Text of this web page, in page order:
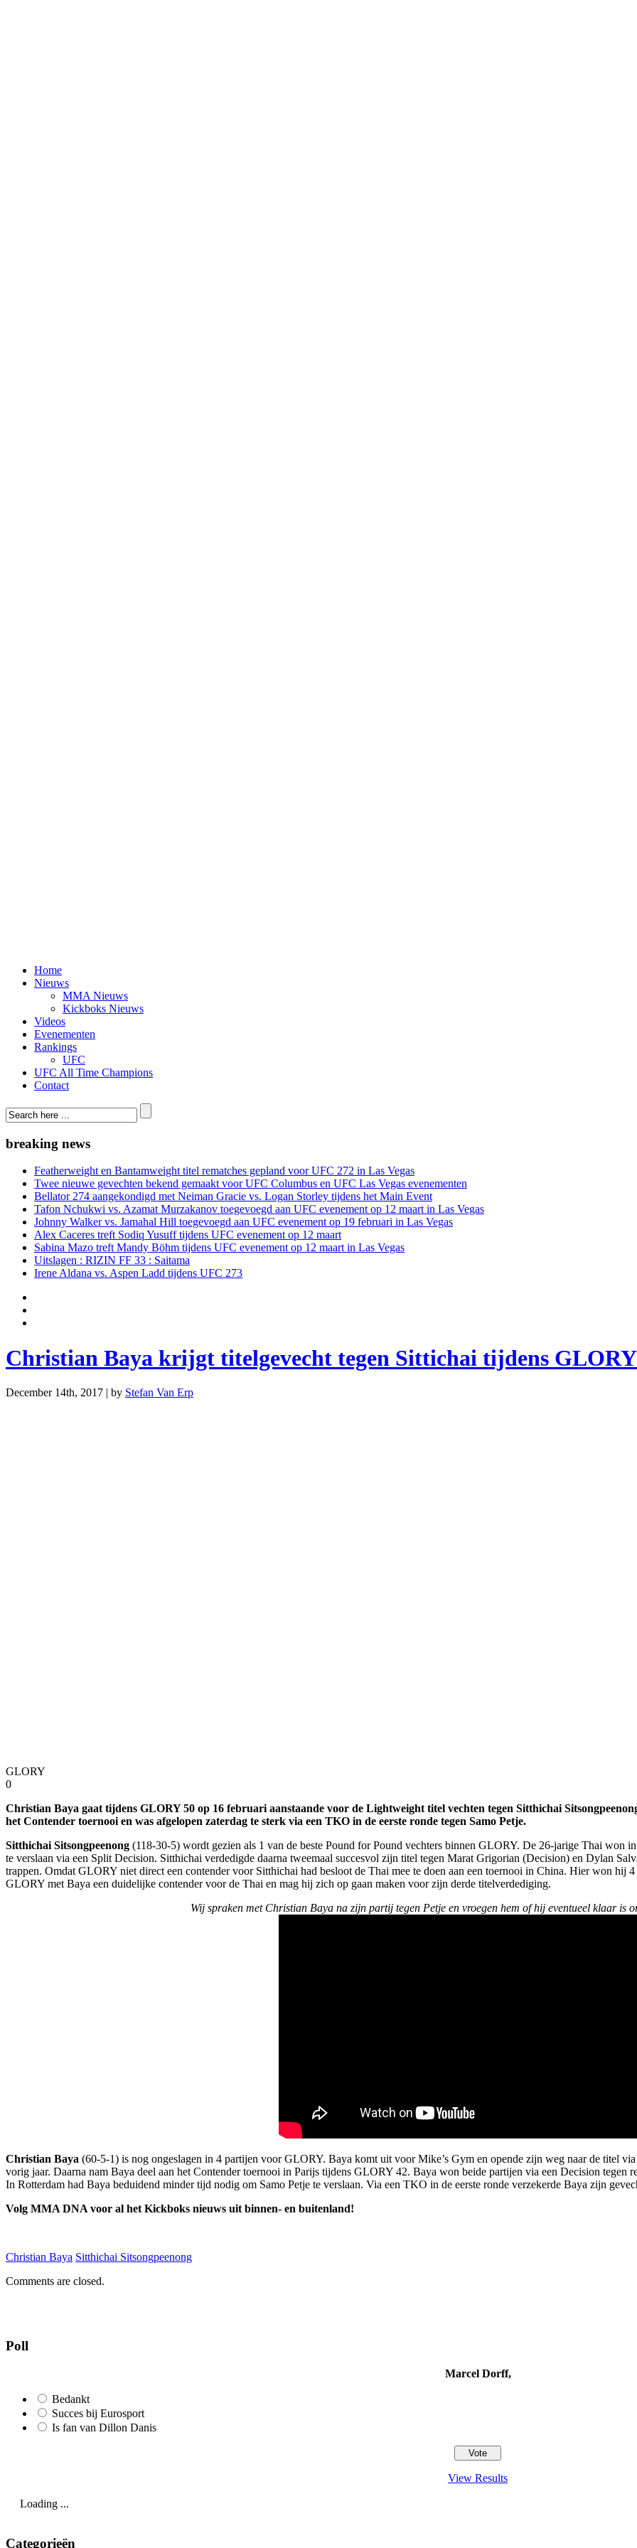
Home
Nieuws
MMA Nieuws
Kickboks Nieuws
Videos
Evenementen
Rankings
UFC
UFC All Time Champions
Contact
breaking news
Featherweight en Bantamweight titel rematches gepland voor UFC 272 in Las Vegas
Twee nieuwe gevechten bekend gemaakt voor UFC Columbus en UFC Las Vegas evenementen
Bellator 274 aangekondigd met Neiman Gracie vs. Logan Storley tijdens het Main Event
Tafon Nchukwi vs. Azamat Murzakanov toegevoegd aan UFC evenement op 12 maart in Las Vegas
Johnny Walker vs. Jamahal Hill toegevoegd aan UFC evenement op 19 februari in Las Vegas
Alex Caceres treft Sodiq Yusuff tijdens UFC evenement op 12 maart
Sabina Mazo treft Mandy Böhm tijdens UFC evenement op 12 maart in Las Vegas
Uitslagen : RIZIN FF 33 : Saitama
Irene Aldana vs. Aspen Ladd tijdens UFC 273
Christian Baya krijgt titelgevecht tegen Sittichai tijdens
December 14th, 2017 | by Stefan Van Erp
GLORY
0
Christian Baya gaat tijdens GLORY 50 op 16 februari aanstaande voor de Lightweight titel vechten tegen Sitthichai
het Contender toernooi en was afgelopen zaterdag te sterk via een TKO in de eerste ronde tegen Samo Petje.
Sitthichai Sitsongpeenong (118-30-5) wordt gezien als 1 van de beste Pound for Pound vechters binnen GLORY. De 26-jarige Thai won
te verslaan via een Split Decision. Sitthichai verdedigde daarna tweemaal succesvol zijn titel tegen Marat Grigorian (Decision) en Dylan
trappen. Omdat GLORY niet direct een contender voor Sitthichai had besloot de Thai mee te doen aan een toernooi in China. Hier won
GLORY met Baya een duidelijke contender voor de Thai en mag hij zich op gaan maken voor zijn derde titelverdediging.
Wij spraken met Christian Baya na zijn partij tegen Petje en vroegen hem of hij eventueel klaar is
Christian Baya (60-5-1) is nog ongeslagen in 4 partijen voor GLORY. Baya komt uit voor Mike’s Gym en opende zijn weg naar de titel
vorig jaar. Daarna nam Baya deel aan het Contender toernooi in Parijs tijdens GLORY 42. Baya won beide partijen via een Decision
In Rotterdam had Baya beduidend minder tijd nodig om Samo Petje te verslaan. Via een TKO in de eerste ronde verzekerde Baya zijn
Volg MMA DNA voor al het Kickboks nieuws uit binnen- en buitenland!
Christian Baya Sitthichai Sitsongpeenong
Comments are closed.
Poll
Marcel Dorff,
Bedankt
Succes bij Eurosport
Is fan van Dillon Danis
View Results
Loading ...
Categorieën